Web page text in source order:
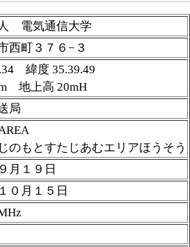
電気通信大学
西町３７６−３
緯度 35.39.49
地上高 20mH
局
のもとすたじあむエリアほうそう
月１９日
０月１５日